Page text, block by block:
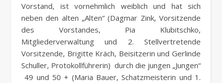
Vorstand, ist vornehmlich weiblich und hat sich
neben den alten „Alten“ (Dagmar Zink, Vorsitzende
des Vorstandes, Pia Klubitschko,
Mitgliederverwaltung und 2. Stellvertretende
Vorsitzende, Brigitte Kräch, Beisitzerin und Gerlinde
Schuller, Protokollführerin) durch die jungen „Jungen“
49 und 50 + (Maria Bauer, Schatzmeisterin und 1.